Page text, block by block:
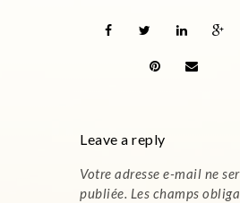
Leave a reply
Votre adresse e-mail ne
publiée. Les champs